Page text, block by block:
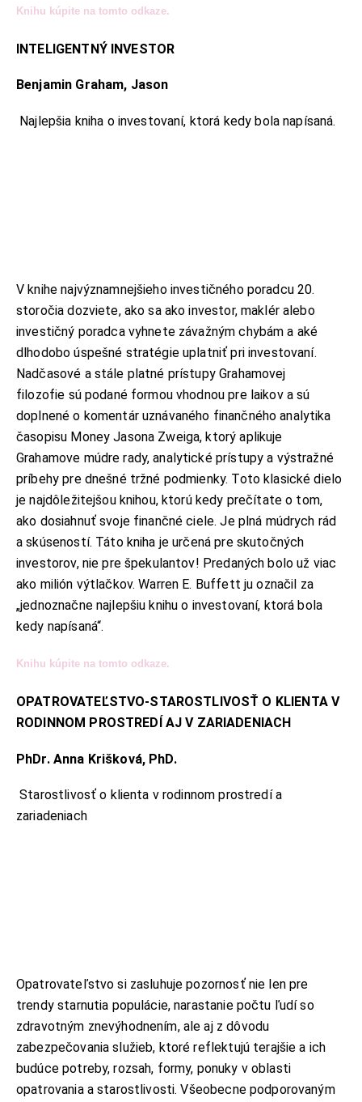
Knihu kúpite na tomto odkaze.
INTELIGENTNÝ INVESTOR
Benjamin Graham, Jason
Najlepšia kniha o investovaní, ktorá kedy bola napísaná.
V knihe najvýznamnejšieho investičného poradcu 20.
storočia dozviete, ako sa ako investor, maklér alebo
investičný poradca vyhnete závažným chybám a aké
dlhodobo úspešné stratégie uplatniť pri investovaní.
Nadčasové a stále platné prístupy Grahamovej
filozofie sú podané formou vhodnou pre laikov a sú
doplnené o komentár uznávaného finančného analytika
časopisu Money Jasona Zweiga, ktorý aplikuje
Grahamove múdre rady, analytické prístupy a výstražné
príbehy pre dnešné tržné podmienky. Toto klasické dielo
je najdôležitejšou knihou, ktorú kedy prečítate o tom,
ako dosiahnuť svoje finančné ciele. Je plná múdrych rád
a skúseností. Táto kniha je určená pre skutočných
investorov, nie pre špekulantov! Predaných bolo už viac
ako milión výtlačkov. Warren E. Buffett ju označil za
„jednoznačne najlepšiu knihu o investovaní, ktorá bola
kedy napísaná“.
Knihu kúpite na tomto odkaze.
OPATROVATEĽSTVO-STAROSTLIVOSŤ O KLIENTA V
RODINNOM PROSTREDÍ AJ V ZARIADENIACH
PhDr. Anna Krišková, PhD.
Starostlivosť o klienta v rodinnom prostredí a
zariadeniach
Opatrovateľstvo si zasluhuje pozornosť nie len pre
trendy starnutia populácie, narastanie počtu ľudí so
zdravotným znevýhodnením, ale aj z dôvodu
zabezpečovania služieb, ktoré reflektujú terajšie a ich
budúce potreby, rozsah, formy, ponuky v oblasti
opatrovania a starostlivosti. Všeobecne podporovaným